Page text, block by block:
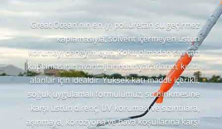
Great Ocean'nin en iyi poliüretan su geçirmez
kaplamasıyla, solvent içermeyen üstün
korumayı deneyimleyin. Koku olmadan sıvı çatı
kaplamasının avantajlarından yararlanın; kısıtlı
alanlar için idealdir. Yüksek katı madde içerikli,
soğuk uygulamalı formülümüz, su birikmesine
karşı üstün direnç, UV koruması ve sızıntılara,
aşınmaya, korozyona ve hava koşullarına karşı